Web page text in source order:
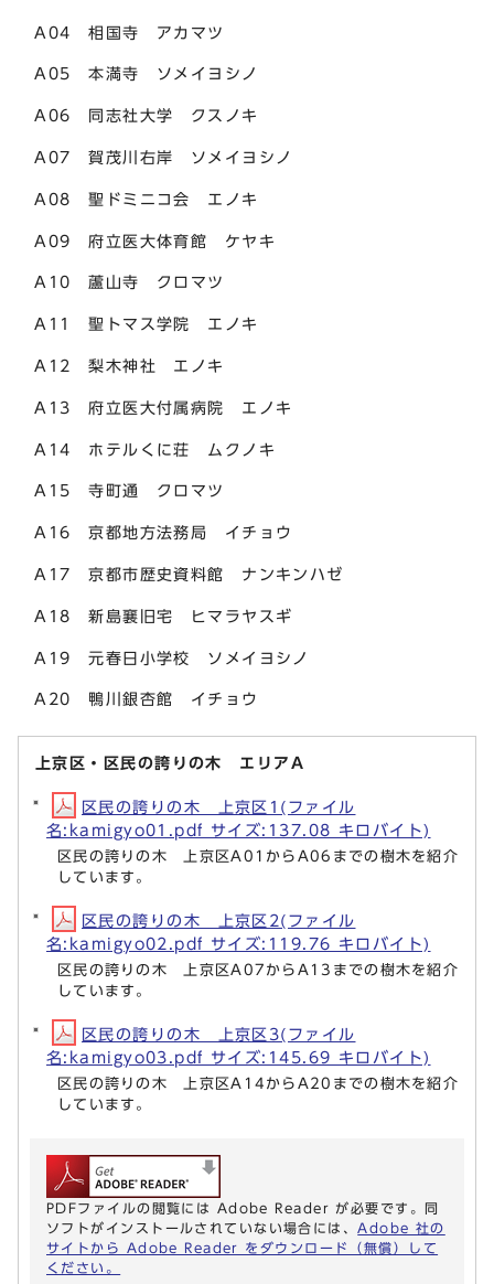
A04 相国寺 アカマツ
A05 本満寺 ソメイヨシノ
A06 同志社大学 クスノキ
A07 賀茂川右岸 ソメイヨシノ
A08 聖ドミニコ会 エノキ
A09 府立医大体育館 ケヤキ
A10 蘆山寺 クロマツ
A11 聖トマス学院 エノキ
A12 梨木神社 エノキ
A13 府立医大付属病院 エノキ
A14 ホテルくに荘 ムクノキ
A15 寺町通 クロマツ
A16 京都地方法務局 イチョウ
A17 京都市歴史資料館 ナンキンハゼ
A18 新島襄旧宅 ヒマラヤスギ
A19 元春日小学校 ソメイヨシノ
A20 鴨川銀杏館 イチョウ
上京区・区民の誇りの木 エリアA
区民の誇りの木 上京区1(ファイル
名:kamigyo01.pdf サイズ:137.08 キロバイト)
区民の誇りの木 上京区A01からA06までの樹木を紹介
しています。
区民の誇りの木 上京区2(ファイル
名:kamigyo02.pdf サイズ:119.76 キロバイト)
区民の誇りの木 上京区A07からA13までの樹木を紹介
しています。
区民の誇りの木 上京区3(ファイル
名:kamigyo03.pdf サイズ:145.69 キロバイト)
区民の誇りの木 上京区A14からA20までの樹木を紹介
しています。
PDFファイルの閲覧には Adobe Reader が必要です。同
ソフトがインストールされていない場合には、 Adobe 社の
サイトから Adobe Reader をダウンロード（無償）して
ください。